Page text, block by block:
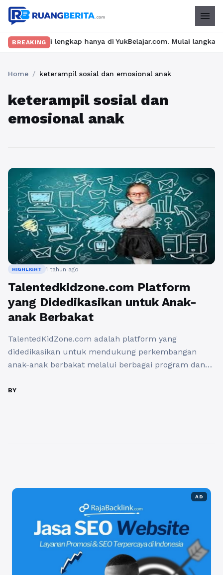
menu
BREAKING
lengkap hanya di YukBelajar.com. Mulai langkah
Home / keterampil sosial dan emosional anak
keterampil sosial dan
emosional anak
HIGHLIGHT 1 tahun ago
Talentedkidzone.com Platform
yang Didedikasikan untuk Anak-
anak Berbakat
TalentedKidZone.com adalah platform yang
didedikasikan untuk mendukung perkembangan
anak-anak berbakat melalui berbagai program dan
beberapa cara Talentedlkidzone.com memupuk
BY
AD